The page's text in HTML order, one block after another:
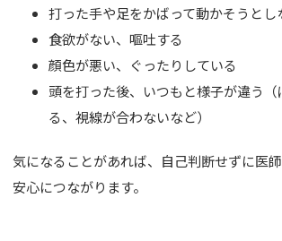
打った手や足をかばって動かそうとし
食欲がない、嘔吐する
顔色が悪い、ぐったりしている
頭を打った後、いつもと様子が違う
る、視線が合わないなど）
気になることがあれば、自己判断せずに医
安心につながります。